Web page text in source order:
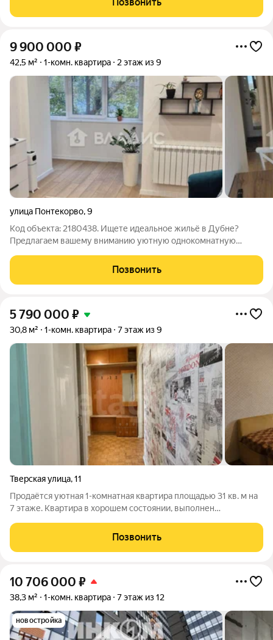
Просторнaя cветлaя комнaта,
9 900 000 ₽
42,5 м² 1-комн. квартира 2 этаж из 9
улица Понтекорво,9
Код объекта: 2180438. Ищете идеальное жильё в Дубне?
Предлагаем вашему вниманию уютную однокомнатную
выбор для тех, кто ценит комфорт и удобство! Квартира
расположена на втором этаже
Позвонить
5 790 000 ₽
30,8 м² 1-комн. квартира 7 этаж из 9
Тверская улица,11
Продаётся уютная 1-комнатная квартира площадью 31 кв. м на
7 этаже. Квартира в хорошем состоянии, выполнен
без дополнительных вложений. Во дворе оборудована детская
площадка, что особенно
Позвонить
10 706 000 ₽
38,3 м² 1-комн. квартира 7 этаж из 12
новостройка